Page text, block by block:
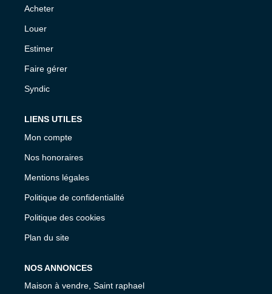
Acheter
Louer
Estimer
Faire gérer
Syndic
LIENS UTILES
Mon compte
Nos honoraires
Mentions légales
Politique de confidentialité
Politique des cookies
Plan du site
NOS ANNONCES
Maison à vendre, Saint raphael